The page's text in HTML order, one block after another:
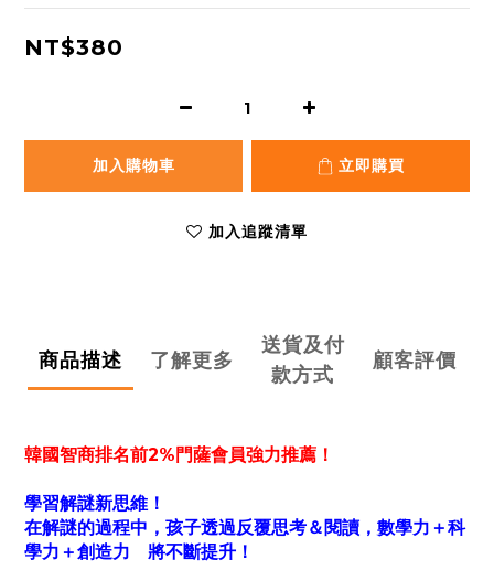
NT$380
加入購物車 立即購買
加入追蹤清單
商品描述 了解更多
送貨及付
款方式
顧客評價
韓國智商排名前2%門薩會員強力推薦！
學習解謎新思維！
在解謎的過程中，孩子透過反覆思考＆閱讀， 數學力＋科
學力＋創造力 將不斷提升！